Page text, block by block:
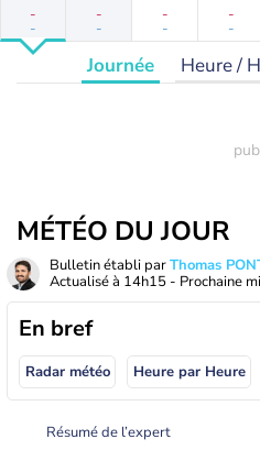
-
-
-
-
-
-
-
-
Journée Heure /
MÉTÉO DU JOUR
Bulletin établi parThomas
Actualisé à 14h15 - Prochaine
En bref
Radar météo Heure par Heure
Résumé de l’expert